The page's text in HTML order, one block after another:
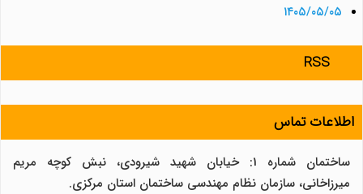
۱۴۰۵/۰۵/۰۵
RSS
اطلاعات تماس
ساختمان شماره 1: خیابان شهید شیرودی، نبش کوچه مریم
میرزاخانی، سازمان نظام مهندسی ساختمان استان مرکزی.